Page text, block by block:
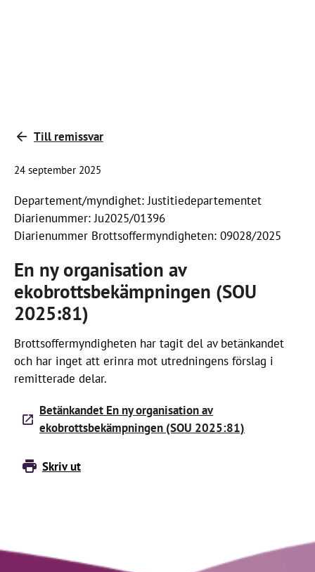
Till remissvar
24 september 2025
Departement/myndighet: Justitiedepartementet
Diarienummer: Ju2025/01396
Diarienummer Brottsoffermyndigheten: 09028/2025
En ny organisation av
ekobrottsbekämpningen (SOU
2025:81)
Brottsoffermyndigheten har tagit del av betänkandet
och har inget att erinra mot utredningens förslag i
remitterade delar.
Betänkandet En ny organisation av
ekobrottsbekämpningen (SOU 2025:81)
Skriv ut